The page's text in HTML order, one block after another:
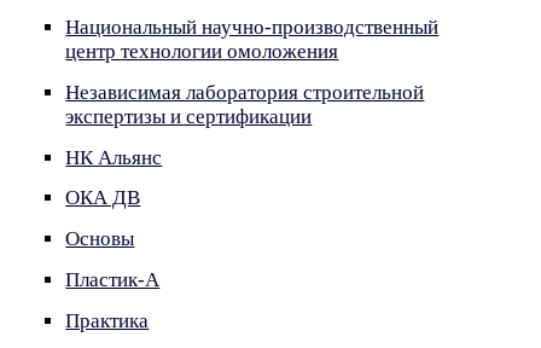
Национальный научно-производственный
центр технологии омоложения
Независимая лаборатория строительной
экспертизы и сертификации
НК Альянс
ОКА ДВ
Основы
Пластик-А
Практика